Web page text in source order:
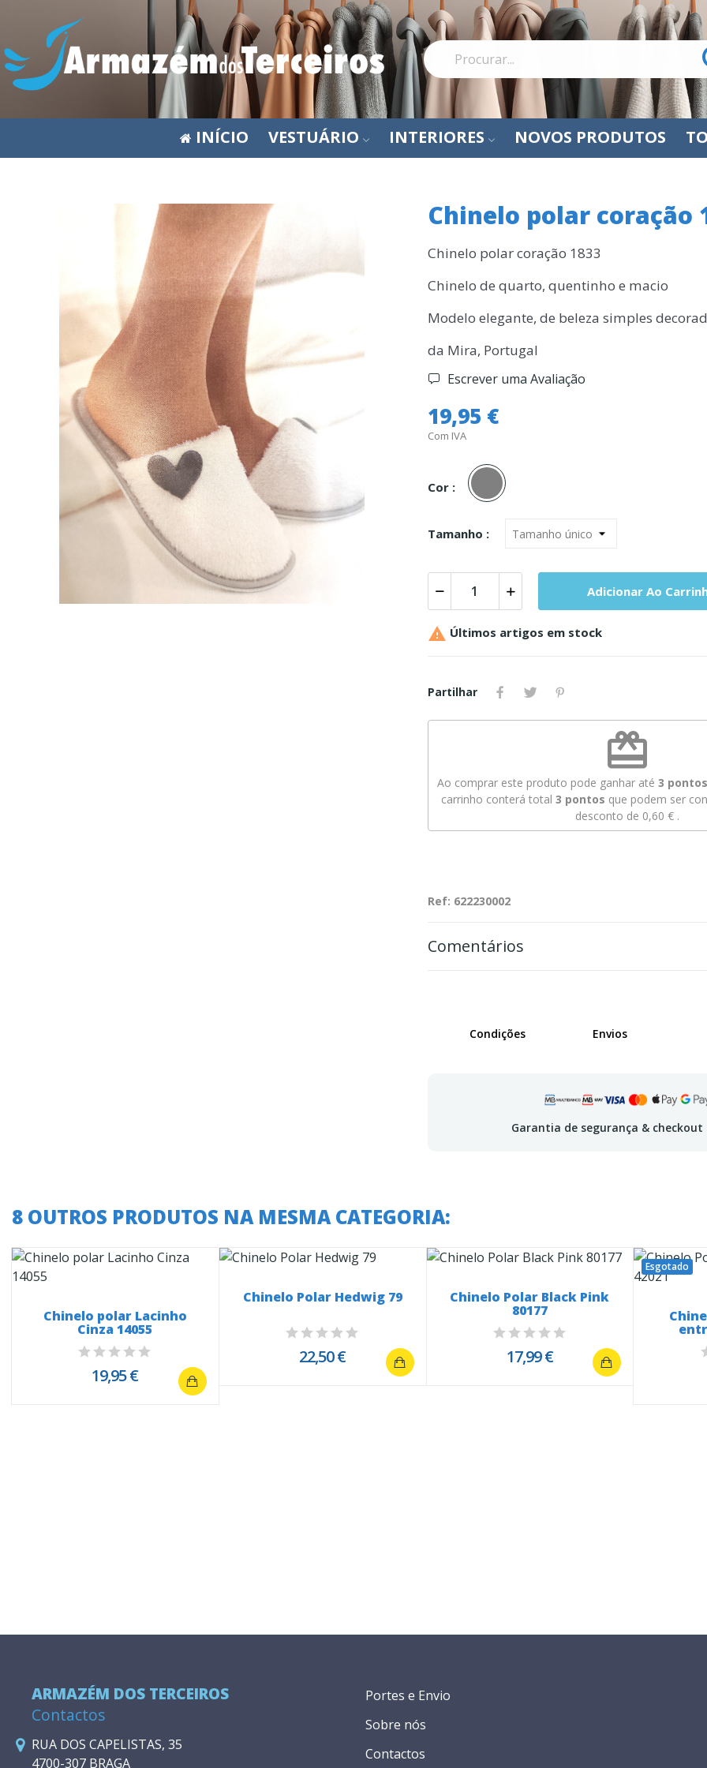
INÍCIO VESTUÁRIO INTERIORES NOVOS PRODUTOS
Chinelo polar coração
Chinelo polar coração 1833
Chinelo de quarto, quentinho e macio
Modelo elegante, de beleza simples
da Mira, Portugal
Escrever uma Avaliação
19,95 €
Com IVA
Cor :
Cinza
Tamanho :
Adicionar Ao
 Últimos artigos em stock
Partilhar
redeem
Ao comprar este produto pode ganhar até 3
carrinho conterá total 3 pontos que podem ser
desconto de 0,60 € .
Ref: 622230002
Comentários
Condições Envios
Garantia de segurança & checkout
8 OUTROS PRODUTOS NA MESMA CATEGORIA:
Chinelo polar Lacinho
Cinza 14055
19,95 €
Chinelo Polar Hedwig 79
22,50 €
Chinelo Polar Black Pink
80177
17,99 €
Esgotado
ARMAZÉM DOS TERCEIROS
Contactos
RUA DOS CAPELISTAS, 35
4700-307 BRAGA
Portes e Envio
Sobre nós
Contactos